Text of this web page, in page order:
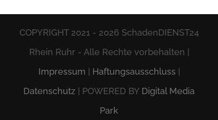
COPYRIGHT 2021 - 2026 SchadenDIENST24
Rhein Ruhr - Alle Rechte vorbehalten |
Impressum
Haftungsausschluss
Datenschutz | POWERED BY Digital Media
Park